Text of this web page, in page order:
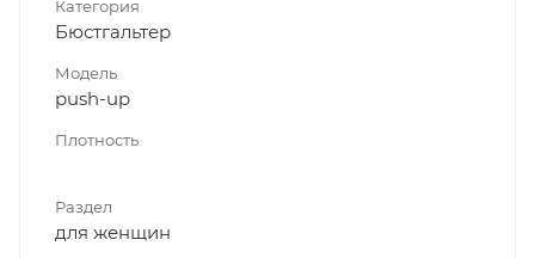
Категория
Бюстгальтер
Модель
push-up
Плотность
Раздел
для женщин